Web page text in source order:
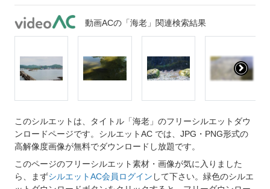
動画ACの「海老」関連検索結果
このシルエットは、タイトル「海老」のフリーシルエットダウ
ンロードページです。シルエットAC では、JPG・PNG形式の
高解像度画像が無料でダウンロードし放題です。
このページのフリーシルエット素材・画像が気に入りました
ら、まずシルエットAC会員ログイン して下さい。緑色のシルエ